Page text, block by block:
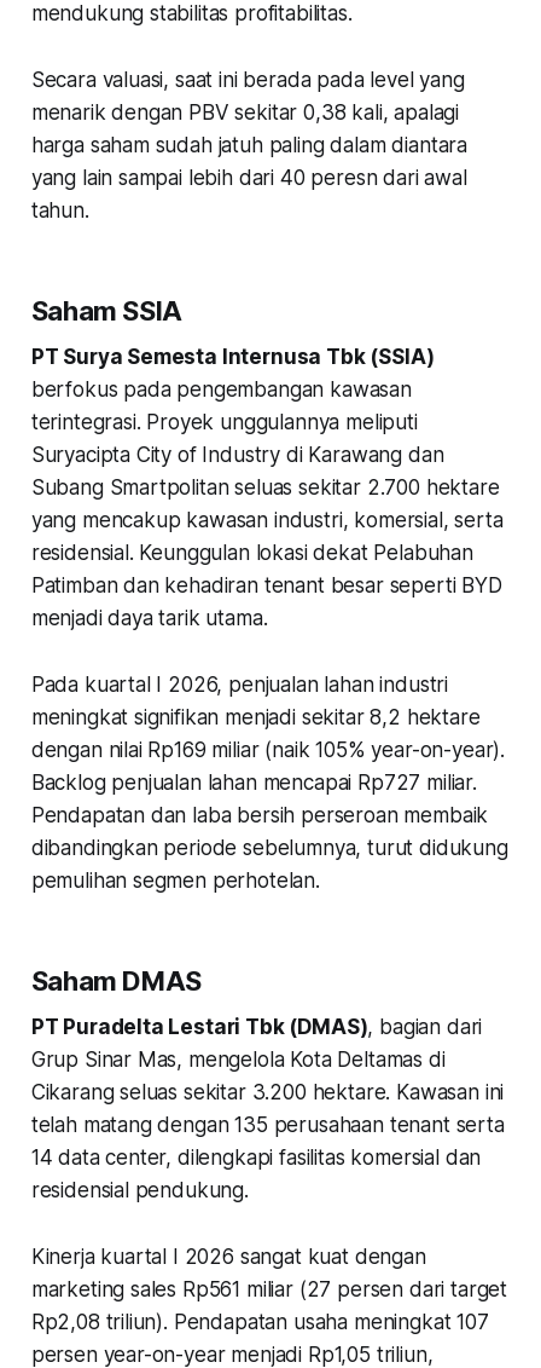
mendukung stabilitas profitabilitas.
Secara valuasi, saat ini berada pada level yang
menarik dengan PBV sekitar 0,38 kali, apalagi
harga saham sudah jatuh paling dalam diantara
yang lain sampai lebih dari 40 peresn dari awal
tahun.
Saham SSIA
PT Surya Semesta Internusa Tbk (SSIA)
berfokus pada pengembangan kawasan
terintegrasi. Proyek unggulannya meliputi
Suryacipta City of Industry di Karawang dan
Subang Smartpolitan seluas sekitar 2.700 hektare
yang mencakup kawasan industri, komersial, serta
residensial. Keunggulan lokasi dekat Pelabuhan
Patimban dan kehadiran tenant besar seperti BYD
menjadi daya tarik utama.
Pada kuartal I 2026, penjualan lahan industri
meningkat signifikan menjadi sekitar 8,2 hektare
dengan nilai Rp169 miliar (naik 105% year-on-year).
Backlog penjualan lahan mencapai Rp727 miliar.
Pendapatan dan laba bersih perseroan membaik
dibandingkan periode sebelumnya, turut didukung
pemulihan segmen perhotelan.
Saham DMAS
PT Puradelta Lestari Tbk (DMAS), bagian dari
Grup Sinar Mas, mengelola Kota Deltamas di
Cikarang seluas sekitar 3.200 hektare. Kawasan ini
telah matang dengan 135 perusahaan tenant serta
14 data center, dilengkapi fasilitas komersial dan
residensial pendukung.
Kinerja kuartal I 2026 sangat kuat dengan
marketing sales Rp561 miliar (27 persen dari target
Rp2,08 triliun). Pendapatan usaha meningkat 107
persen year-on-year menjadi Rp1,05 triliun,